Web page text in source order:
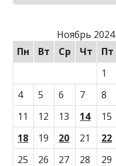
Ноябрь 2024
Пн
Вт Ср Чт Пт
1
4
5 6 7 8
11
12 13 14 15
18
19 20 21 22
25
26 27 28 29